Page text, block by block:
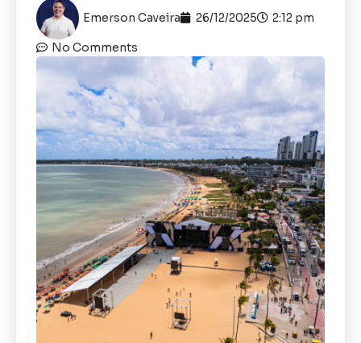
Emerson Caveira 26/12/2025 2:12 pm
No Comments